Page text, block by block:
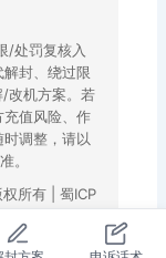
/处罚复核入
封、绕过限
/改机方案。若
值风险、作
调整，请以
。
所有 | 蜀ICP